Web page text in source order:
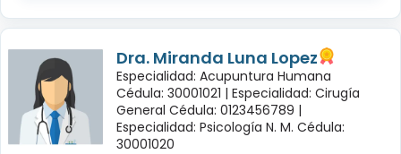
Dra. Miranda Luna Lopez
Especialidad: Acupuntura Humana
Cédula: 30001021 | Especialidad: Cirugía
General Cédula: 0123456789 |
Especialidad: Psicología N. M. Cédula:
30001020